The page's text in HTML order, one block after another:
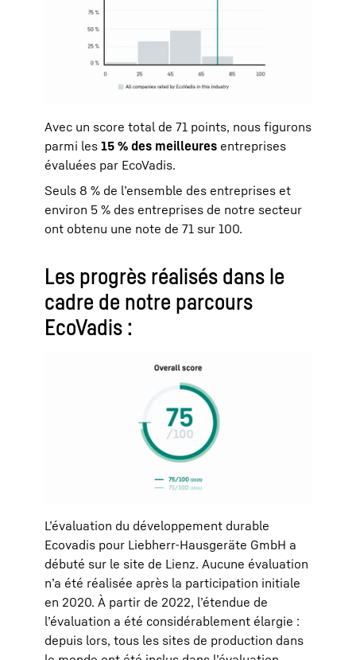
Avec un score total de 71 points, nous figurons
parmi les 15 % des meilleures entreprises
évaluées par EcoVadis.
Seuls 8 % de l’ensemble des entreprises et
environ 5 % des entreprises de notre secteur
ont obtenu une note de 71 sur 100.
Les progrès réalisés dans le
cadre de notre parcours
EcoVadis :
L’évaluation du développement durable
Ecovadis pour Liebherr-Hausgeräte GmbH a
débuté sur le site de Lienz. Aucune évaluation
n’a été réalisée après la participation initiale
en 2020. À partir de 2022, l’étendue de
l’évaluation a été considérablement élargie :
depuis lors, tous les sites de production dans